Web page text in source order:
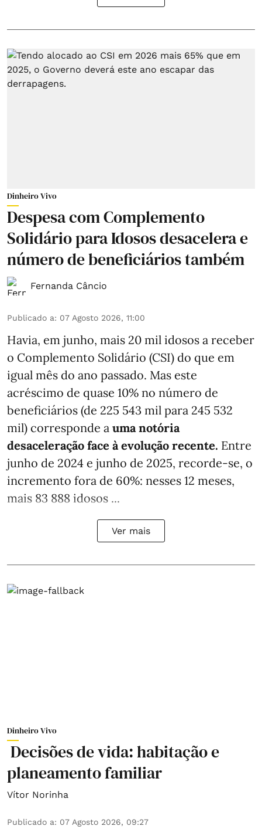
Dinheiro Vivo
Despesa com Complemento
Solidário para Idosos desacelera e
número de beneficiários também
Fernanda Câncio
Publicado a: 07 Agosto 2026, 11:00
Havia, em junho, mais 20 mil idosos a receber
o Complemento Solidário (CSI) do que em
igual mês do ano passado. Mas este
acréscimo de quase 10% no número de
beneficiários (de 225 543 mil para 245 532
mil) corresponde a uma notória
desaceleração face à evolução recente. Entre
junho de 2024 e junho de 2025, recorde-se, o
incremento fora de 60%: nesses 12 meses,
mais 83 888 idosos ...
Ver mais
Dinheiro Vivo
Decisões de vida: habitação e
planeamento familiar
Vítor Norinha
Publicado a: 07 Agosto 2026, 09:27